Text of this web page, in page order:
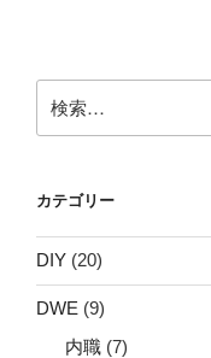
索:
カテゴリー
DIY (20)
DWE (9)
内職 (7)